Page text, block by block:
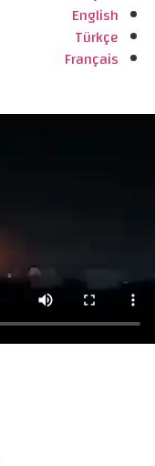
English
Türkçe
Français